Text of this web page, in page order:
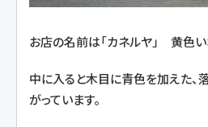
お店の名前は「カネルヤ」 黄色い
中に入ると木目に青色を加えた、
がっています。